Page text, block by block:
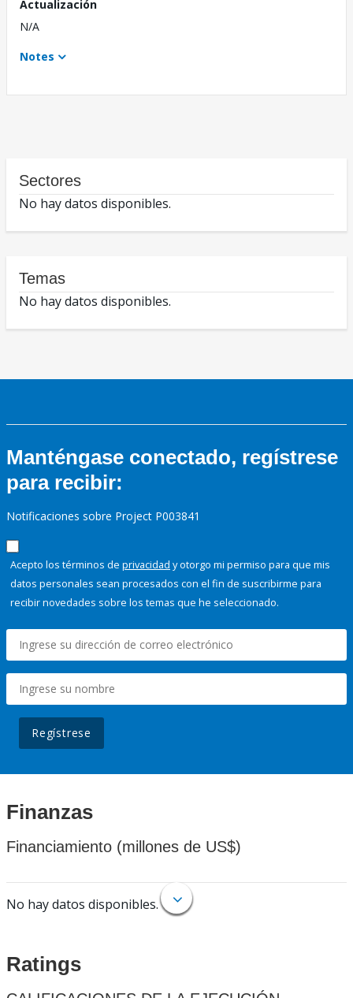
Actualización
N/A
Notes
Sectores
No hay datos disponibles.
Temas
No hay datos disponibles.
Manténgase conectado, regístrese
para recibir:
Notificaciones sobre Project P003841
Acepto los términos de privacidad y otorgo mi permiso para que mis
datos personales sean procesados con el fin de suscribirme para
recibir novedades sobre los temas que he seleccionado.
Regístrese
Finanzas
Financiamiento (millones de US$)
No hay datos disponibles.
Ratings